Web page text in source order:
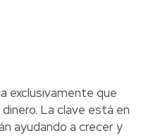
exclusivamente que
La clave está en
ayudando a crecer y